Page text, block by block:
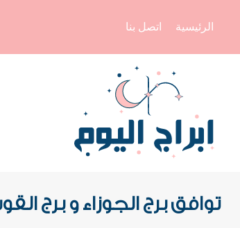
الرئيسية اتصل بنا
توافق برج الجوزاء و برج